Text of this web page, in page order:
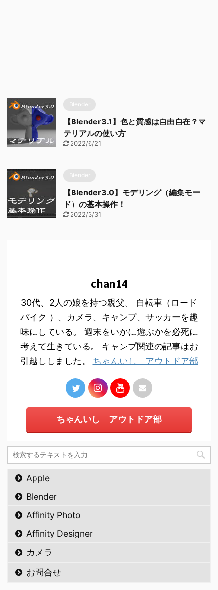
Blender
【Blender3.1】色と質感は自由自在？マ
テリアルの使い方
2022/6/21
Blender
【Blender3.0】モデリング（編集モー
ド）の基本操作！
2022/3/31
chan14
30代、2人の娘を持つ親父。 自転車（ロード
バイク ）、カメラ、キャンプ、サッカーを趣
味にしている。 週末をいかに遊ぶかを必死に
考えて生きている。 キャンプ関連の記事はお
引越ししました。 ちゃんいし アウトドア部
ちゃんいし アウトドア部
Apple
Blender
Affinity Photo
Affinity Designer
カメラ
お問合せ